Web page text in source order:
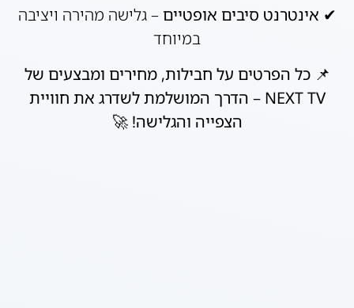
✔ אינטרנט סיבים אופטיים – גלישה מהירה ויציבה
במיוחד
📌כל הפרטים על חבילות, מחירים ומבצעים של
NEXT TV – הדרך המושלמת לשדרג את חוויית
הצפייה והגלישה! 🚀